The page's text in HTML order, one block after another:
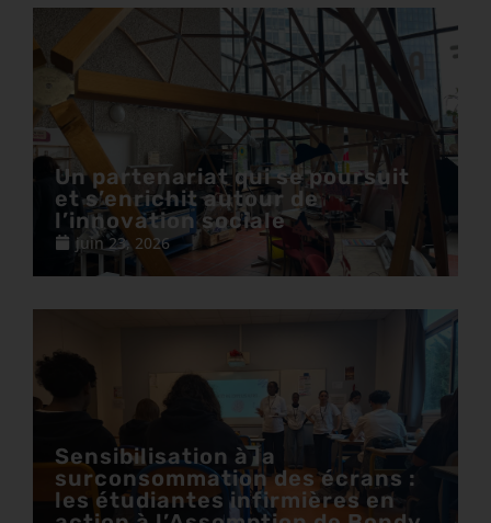
Un partenariat qui se poursuit
et s’enrichit autour de
l’innovation sociale
juin 23, 2026
Sensibilisation à la
surconsommation des écrans :
les étudiantes infirmières en